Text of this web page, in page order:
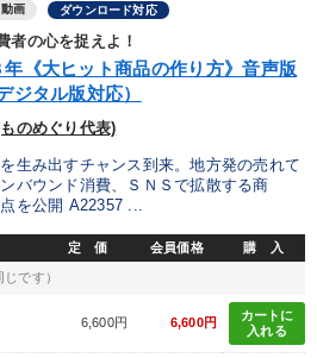
画 ダウンロード対応
者の心を捉えよ！
年《大ヒット商品の作り方》音声版
ジタル版対応）
のめぐり代表)
生み出すチャンス到来。地方発の売れて
バウンド消費、ＳＮＳで拡散する商
を公開 A22357 ...
定 価 会員価格 購 入
です）
6,600円 6,600円
カートに
入れる